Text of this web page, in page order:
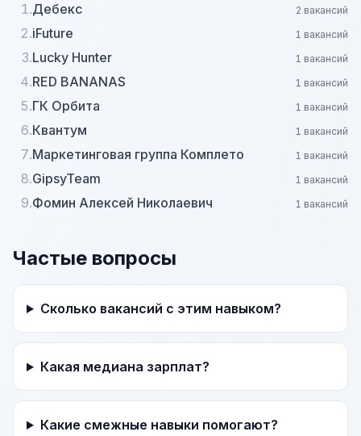
1.Дебекс 2 вакансий
2.iFuture 1 вакансий
3.Lucky Hunter 1 вакансий
4.RED BANANAS 1 вакансий
5.ГК Орбита 1 вакансий
6.Квантум 1 вакансий
7.Маркетинговая группа Комплето 1 вакансий
8.GipsyTeam 1 вакансий
9.Фомин Алексей Николаевич 1 вакансий
Частые вопросы
Сколько вакансий с этим навыком?
Какая медиана зарплат?
Какие смежные навыки помогают?